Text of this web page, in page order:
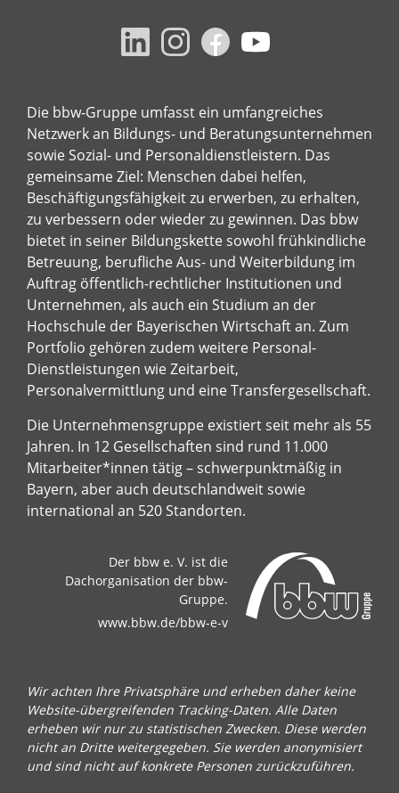
Die bbw-Gruppe umfasst ein umfangreiches
Netzwerk an Bildungs- und Beratungsunternehmen
sowie Sozial- und Personaldienstleistern. Das
gemeinsame Ziel: Menschen dabei helfen,
Beschäftigungsfähigkeit zu erwerben, zu erhalten,
zu verbessern oder wieder zu gewinnen. Das bbw
bietet in seiner Bildungskette sowohl frühkindliche
Betreuung, berufliche Aus- und Weiterbildung im
Auftrag öffentlich-rechtlicher Institutionen und
Unternehmen, als auch ein Studium an der
Hochschule der Bayerischen Wirtschaft an. Zum
Portfolio gehören zudem weitere Personal-
Dienstleistungen wie Zeitarbeit,
Personalvermittlung und eine Transfergesellschaft.
Die Unternehmensgruppe existiert seit mehr als 55
Jahren. In 12 Gesellschaften sind rund 11.000
Mitarbeiter*innen tätig – schwerpunktmäßig in
Bayern, aber auch deutschlandweit sowie
international an 520 Standorten.
Der bbw e. V. ist die
Dachorganisation der bbw-
Gruppe.
www.bbw.de/bbw-e-v
Wir achten Ihre Privatsphäre und erheben daher keine
Website-übergreifenden Tracking-Daten. Alle Daten
erheben wir nur zu statistischen Zwecken. Diese werden
nicht an Dritte weitergegeben. Sie werden anonymisiert
und sind nicht auf konkrete Personen zurückzuführen.